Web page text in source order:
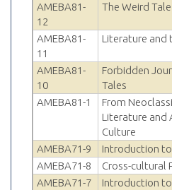
AMEBA81-
12
The Weird
AMEBA81-
11
Literature and
AMEBA81-
10
Forbidden
Tales
AMEBA81-1
From
Literature and
Culture
AMEBA71-9
Introduction
AMEBA71-8
Cross-cultural
AMEBA71-7
Introduction to